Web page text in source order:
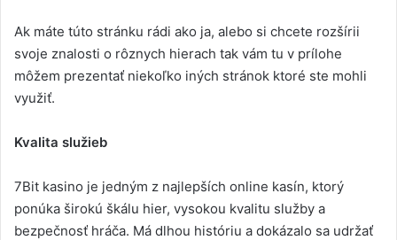
Ak máte túto stránku rádi ako ja, alebo si chcete rozšírii
svoje znalosti o rôznych hierach tak vám tu v prílohe
môžem prezentať niekoľko iných stránok ktoré ste mohli
využiť.
Kvalita služieb
7Bit kasino je jedným z najlepších online kasín, ktorý
ponúka širokú škálu hier, vysokou kvalitu služby a
bezpečnosť hráča. Má dlhou históriu a dokázalo sa udržať